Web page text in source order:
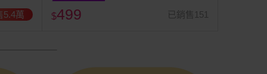
5.4萬 $499 已銷售151